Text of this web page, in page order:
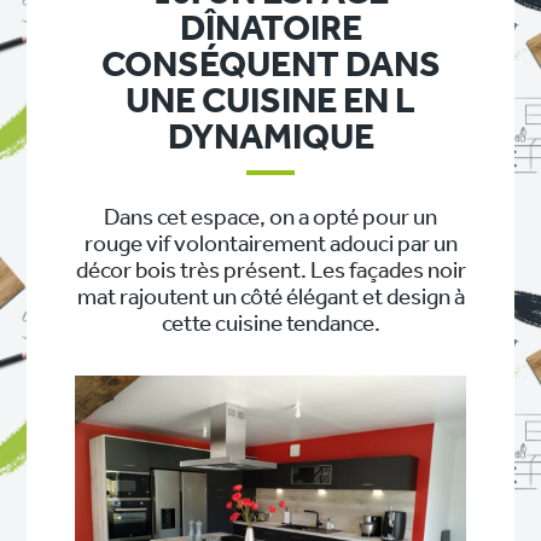
DÎNATOIRE
CONSÉQUENT DANS
UNE CUISINE EN L
DYNAMIQUE
Dans cet espace, on a opté pour un
rouge vif volontairement adouci par un
décor bois très présent. Les façades noir
mat rajoutent un côté élégant et design à
cette cuisine tendance.